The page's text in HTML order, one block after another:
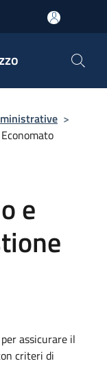
>
e
assicurare il
criteri di